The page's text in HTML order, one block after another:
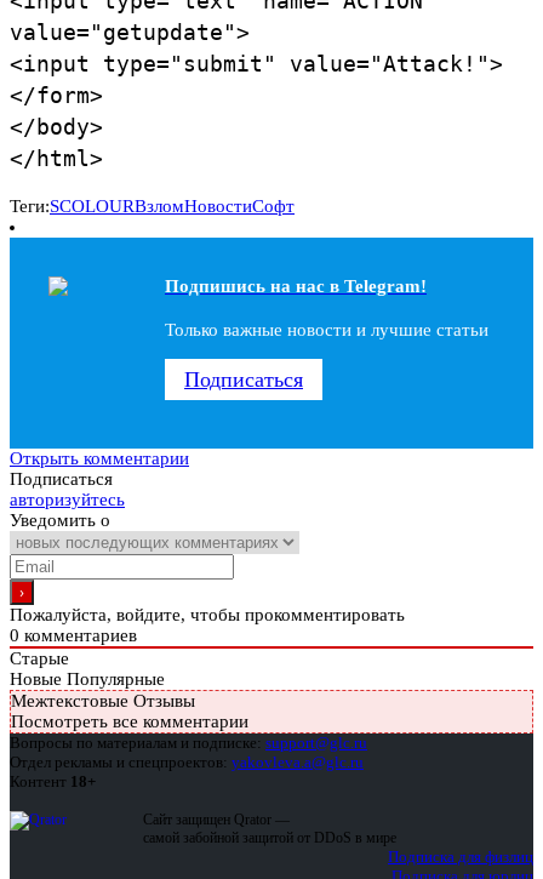
value="getupdate">
<input type="submit" value="Attack!">
</form>
</body>
</html>
Теги:SCOLOURВзломНовостиСофт
Подпишись на наc в Telegram!
Только важные новости и лучшие статьи
Подписаться
Открыть комментарии
Подписаться
авторизуйтесь
Уведомить о
Пожалуйста, войдите, чтобы прокомментировать
0 комментариев
Старые
Новые Популярные
Межтекстовые Отзывы
Посмотреть все комментарии
Вопросы по материалам и подписке: support@glc.ru
Отдел рекламы и спецпроектов: yakovleva.a@glc.ru
Контент 18+
Сайт защищен Qrator —
самой забойной защитой от DDoS в мире
Подписка для физлиц